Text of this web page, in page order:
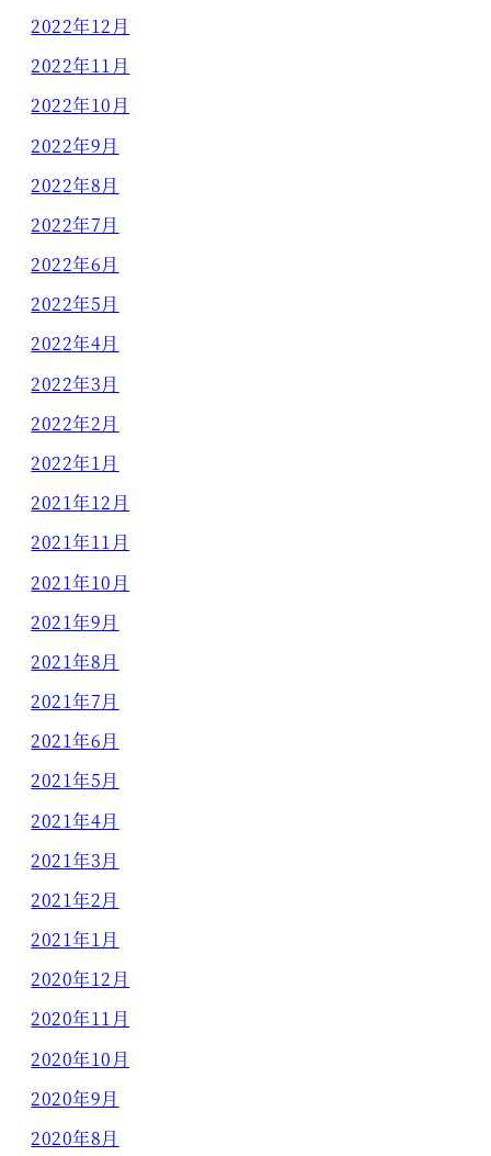
2022年12月
2022年11月
2022年10月
2022年9月
2022年8月
2022年7月
2022年6月
2022年5月
2022年4月
2022年3月
2022年2月
2022年1月
2021年12月
2021年11月
2021年10月
2021年9月
2021年8月
2021年7月
2021年6月
2021年5月
2021年4月
2021年3月
2021年2月
2021年1月
2020年12月
2020年11月
2020年10月
2020年9月
2020年8月